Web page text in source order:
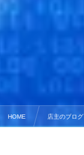
HOME 店主のブログ